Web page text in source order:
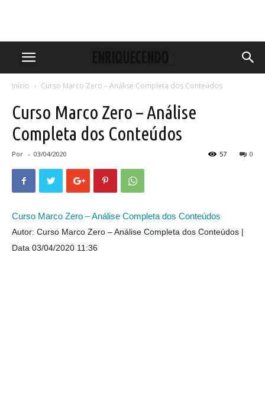
Início Curso Marco Zero – Análise Completa dos Conteúdos
Curso Marco Zero – Análise
Completa dos Conteúdos
Por - 03/04/2020 0
57
Curso Marco Zero – Análise Completa dos Conteúdos
Autor: Curso Marco Zero – Análise Completa dos Conteúdos
Data 03/04/2020 11:36